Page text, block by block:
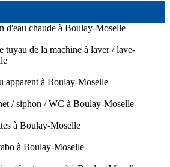
d'eau chaude à Boulay-Moselle
tuyau de la machine à laver / lave-
apparent à Boulay-Moselle
/ siphon / WC à Boulay-Moselle
à Boulay-Moselle
à Boulay-Moselle